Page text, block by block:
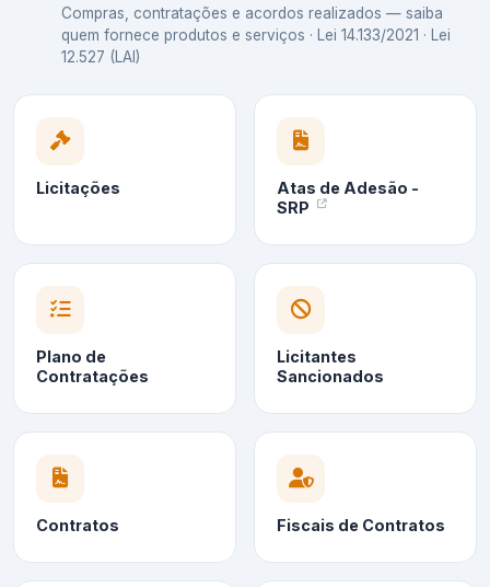
Compras, contratações e acordos realizados — saiba
quem fornece produtos e serviços · Lei 14.133/2021 · Lei
12.527 (LAI)
Licitações
Atas de Adesão -
SRP
Plano de
Contratações
Licitantes
Sancionados
Contratos Fiscais de Contratos